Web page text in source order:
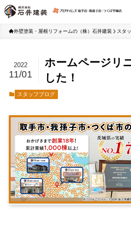
外壁塗装・屋根リフォームの（株）石井建装 スタ
ホームページリ
した！
2022
11/01
スタッフブログ